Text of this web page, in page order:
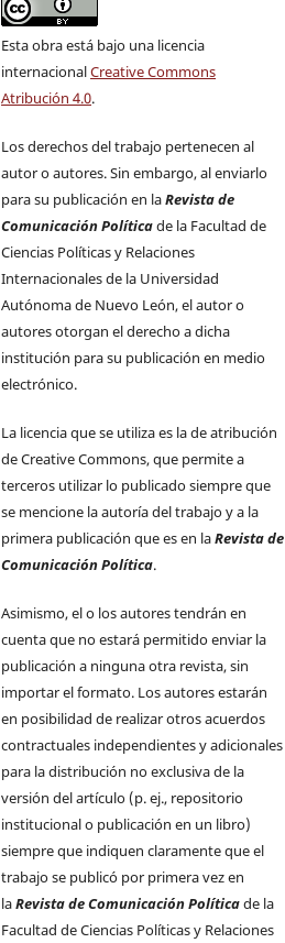
Esta obra está bajo una licencia
internacionalCreative Commons
Atribución 4.0.
Los derechos del trabajo pertenecen al
autor o autores. Sin embargo, al enviarlo
para su publicación en laRevista de
Comunicación Políticade la Facultad de
Ciencias Políticas y Relaciones
Internacionales de la Universidad
Autónoma de Nuevo León, el autor o
autores otorgan el derecho a dicha
institución para su publicación en medio
electrónico.
La licencia que se utiliza es la de atribución
de Creative Commons, que permite a
terceros utilizar lo publicado siempre que
se mencione la autoría del trabajo y a la
primera publicación que es en laRevista de
Comunicación Política.
Asimismo, el o los autores tendrán en
cuenta que no estará permitido enviar la
publicación a ninguna otra revista, sin
importar el formato. Los autores estarán
en posibilidad de realizar otros acuerdos
contractuales independientes y adicionales
para la distribución no exclusiva de la
versión del artículo (p. ej., repositorio
institucional o publicación en un libro)
siempre que indiquen claramente que el
trabajo se publicó por primera vez en
laRevista de Comunicación Políticade la
Facultad de Ciencias Políticas y Relaciones